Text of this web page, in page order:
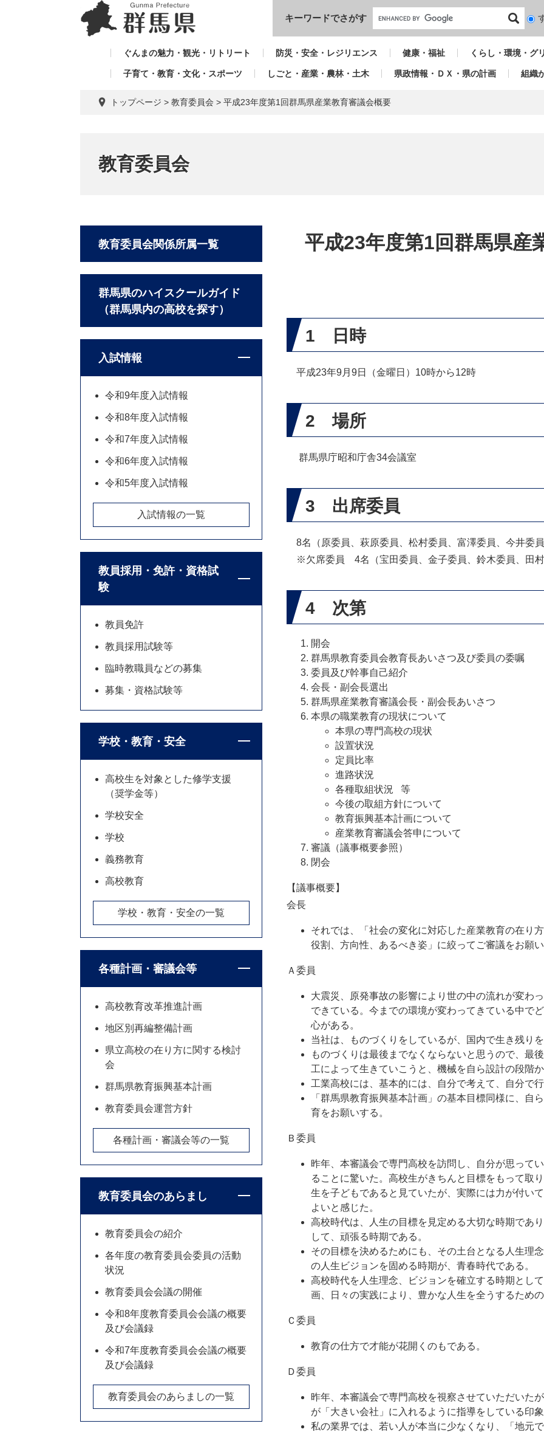
本文へ
キーワードでさがす
検
対
ぐんまの魅力・観光・リトリート 防災・安全・レジリエンス 健康・福祉 くらし・環境・グ
子育て・教育・文化・スポーツ しごと・産業・農林・土木 県政情報・ＤＸ・県の計画 組織
トップページ > 教育委員会 > 平成23年度第1回群馬県産業教育審議会概要
教育委員会
平成23年度第1回群馬県産
1 日時
平成23年9月9日（金曜日）10時から12時
2 場所
群馬県庁昭和庁舎34会議室
3 出席委員
8名（原委員、萩原委員、松村委員、富澤委員、今井委
※欠席委員 4名（宝田委員、金子委員、鈴木委員、田
4 次第
開会
群馬県教育委員会教育長あいさつ及び委員の委嘱
委員及び幹事自己紹介
会長・副会長選出
群馬県産業教育審議会長・副会長あいさつ
本県の職業教育の現状について
本県の専門高校の現状
設置状況
定員比率
進路状況
各種取組状況 等
今後の取組方針について
教育振興基本計画について
産業教育審議会答申について
審議（議事概要参照）
閉会
【議事概要】
会長
それでは、「社会の変化に対応した産業教育の在り
役割、方向性、あるべき姿」に絞ってご審議をお願
Ａ委員
大震災、原発事故の影響により世の中の流れが変わ
できている。今までの環境が変わってきている中で
心がある。
当社は、ものづくりをしているが、国内で生き残り
ものづくりは最後までなくならないと思うので、最
工によって生きていこうと、機械を自ら設計の段階
工業高校には、基本的には、自分で考えて、自分で
「群馬県教育振興基本計画」の基本目標同様に、自
育をお願いする。
Ｂ委員
昨年、本審議会で専門高校を訪問し、自分が思って
ることに驚いた。高校生がきちんと目標をもって取
生を子どもであると見ていたが、実際には力が付い
よいと感じた。
高校時代は、人生の目標を見定める大切な時期であ
して、頑張る時期である。
その目標を決めるためにも、その土台となる人生理
の人生ビジョンを固める時期が、青春時代である。
高校時代を人生理念、ビジョンを確立する時期とし
画、日々の実践により、豊かな人生を全うするため
Ｃ委員
教育の仕方で才能が花開くのもである。
Ｄ委員
昨年、本審議会で専門高校を視察させていただいた
が「大きい会社」に入れるように指導をしている印
私の業界では、若い人が本当に少なくなり、「地元
教育委員会関係所属一覧
群馬県のハイスクールガイド
（群馬県内の高校を探す）
入試情報
令和9年度入試情報
令和8年度入試情報
令和7年度入試情報
令和6年度入試情報
令和5年度入試情報
入試情報の一覧
教員採用・免許・資格試
験
教員免許
教員採用試験等
臨時教職員などの募集
募集・資格試験等
学校・教育・安全
高校生を対象とした修学支援
（奨学金等）
学校安全
学校
義務教育
高校教育
学校・教育・安全の一覧
各種計画・審議会等
高校教育改革推進計画
地区別再編整備計画
県立高校の在り方に関する検討
会
群馬県教育振興基本計画
教育委員会運営方針
各種計画・審議会等の一覧
教育委員会のあらまし
教育委員会の紹介
各年度の教育委員会委員の活動
状況
教育委員会会議の開催
令和8年度教育委員会会議の概要
及び会議録
令和7年度教育委員会会議の概要
及び会議録
教育委員会のあらましの一覧